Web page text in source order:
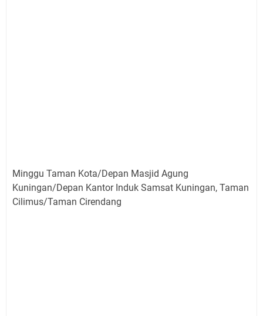
Minggu Taman Kota/Depan Masjid Agung
Kuningan/Depan Kantor Induk Samsat Kuningan, Taman
Cilimus/Taman Cirendang